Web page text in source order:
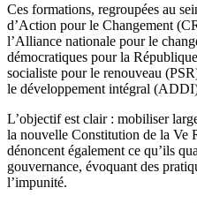
Ces formations, regroupées au
d’Action pour le Changement
l’Alliance nationale pour le
démocratiques pour la
socialiste pour le renouveau
le développement intégral
L’objectif est clair : mobiliser
la nouvelle Constitution de la Ve
dénoncent également ce qu’ils
gouvernance, évoquant des
l’impunité.